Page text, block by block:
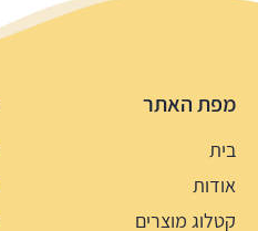
מפת האתר
בית
אודות
קטלוג מוצרים